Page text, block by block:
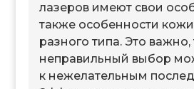
лазеров имеют свои
также особенности
разного типа. Это важно,
неправильный выбор
к нежелательным